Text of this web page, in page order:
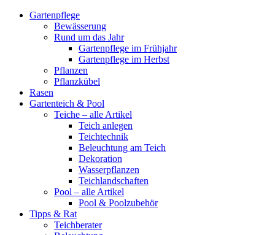
Gartenpflege
Bewässerung
Rund um das Jahr
Gartenpflege im Frühjahr
Gartenpflege im Herbst
Pflanzen
Pflanzkübel
Rasen
Gartenteich & Pool
Teiche – alle Artikel
Teich anlegen
Teichtechnik
Beleuchtung am Teich
Dekoration
Wasserpflanzen
Teichlandschaften
Pool – alle Artikel
Pool & Poolzubehör
Tipps & Rat
Teichberater